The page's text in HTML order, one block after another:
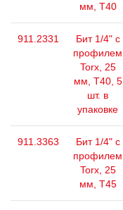
мм, Т40
911.2331
Бит 1/4" с
профилем
Torx, 25
мм, Т40, 5
шт. в
упаковке
911.3363
Бит 1/4" с
профилем
Torx, 25
мм, Т45